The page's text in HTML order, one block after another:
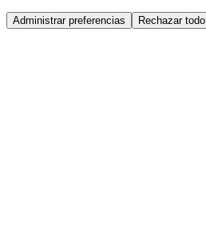
Administrar preferencias Rechazar todo